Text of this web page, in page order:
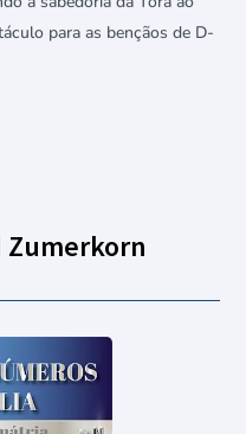
para as bençãos de D-
Zumerkorn